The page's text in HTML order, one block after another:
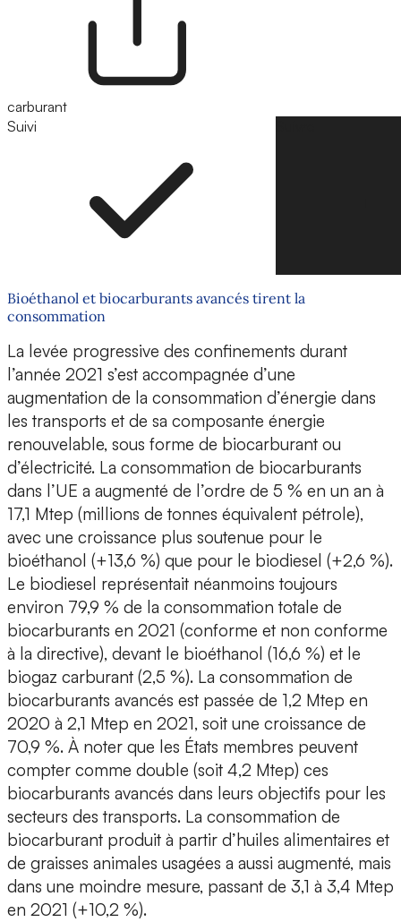
carburant
Suivi
Bioéthanol et biocarburants avancés tirent la
consommation
La levée progressive des confinements durant
l’année 2021 s’est accompagnée d’une
augmentation de la consommation d’énergie dans
les transports et de sa composante énergie
renouvelable, sous forme de biocarburant ou
d’électricité. La consommation de biocarburants
dans l’UE a augmenté de l’ordre de 5 % en un an à
17,1 Mtep (millions de tonnes équivalent pétrole),
avec une croissance plus soutenue pour le
bioéthanol (+13,6 %) que pour le biodiesel (+2,6 %).
Le biodiesel représentait néanmoins toujours
environ 79,9 % de la consommation totale de
biocarburants en 2021 (conforme et non conforme
à la directive), devant le bioéthanol (16,6 %) et le
biogaz carburant (2,5 %). La consommation de
biocarburants avancés est passée de 1,2 Mtep en
2020 à 2,1 Mtep en 2021, soit une croissance de
70,9 %. À noter que les États membres peuvent
compter comme double (soit 4,2 Mtep) ces
biocarburants avancés dans leurs objectifs pour les
secteurs des transports. La consommation de
biocarburant produit à partir d’huiles alimentaires et
de graisses animales usagées a aussi augmenté, mais
dans une moindre mesure, passant de 3,1 à 3,4 Mtep
en 2021 (+10,2 %).